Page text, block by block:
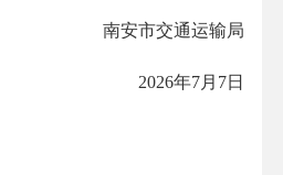
南安市交通运输局
2026年7月7日